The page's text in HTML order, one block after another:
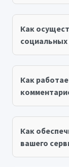
Как
социальных
Как
Как
вашего